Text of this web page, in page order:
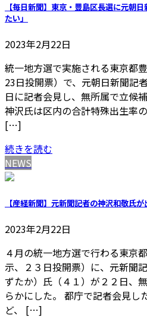
【毎日新聞】東京・豊島区長選に元朝
たい」
2023年2月22日
統一地方選で実施される東京都
23日投開票）で、元朝日新聞記
日に記者会見し、無所属で立候
神沢氏は区内の合計特殊出生率
[…]
続きを読む
NEWS
【産経新聞】元新聞記者の神沢和敬氏
2023年2月22日
４月の統一地方選で行わる東京
示、２３日投開票）に、元新聞
ずたか）氏（４１）が２２日、
らかにした。 都庁で記者会見し
ど、 […]